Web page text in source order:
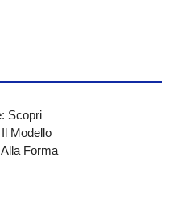
Scopri
Modello
Forma